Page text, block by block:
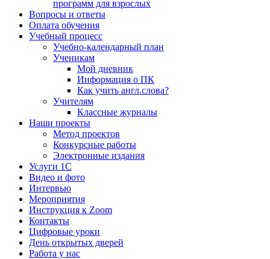
программ для взрослых
Вопросы и ответы
Оплата обучения
Учебный процесс
Учебно-календарный план
Ученикам
Мой дневник
Информация о ПК
Как учить англ.слова?
Учителям
Классные журналы
Наши проекты
Метод проектов
Конкурсные работы
Электронные издания
Услуги 1C
Видео и фото
Интервью
Мероприятия
Инструкция к Zoom
Контакты
Цифровые уроки
День открытых дверей
Работа у нас